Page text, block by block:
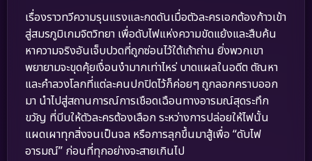
เรื่องราวทวีความรุนแรงและกดดันเมื่อตัวละครเอกต้องก้าวเข้า
สู่สมรภูมิเกมจิตวิทยา เพื่อดับไฟแห่งความขัดแย้งและสืบค้น
หาความจริงอันเจ็บปวดที่ถูกซ่อนไว้ใต้เถ้าถ่าน ยิ่งพวกเขา
พยายามจะขุดคุ้ยเงื่อนงำมากเท่าไหร่ บาดแผลในอดีต ตัณหา
และคำลวงโลกที่แต่ละคนปกปิดไว้ก็ค่อยๆ ถูกลอกคราบออก
มา นำไปสู่สถานการณ์การเชือดเฉือนทางอารมณ์สุดระทึก
ขวัญ ที่บีบให้ตัวละครต้องเลือก ระหว่างการปล่อยให้ไฟนั้น
แผดเผาทุกสิ่งจนเป็นจล หรือการลุกขึ้นมาสู้เพื่อ “ดับไฟ
อารมณ์” ก่อนที่ทุกอย่างจะสายเกินไป